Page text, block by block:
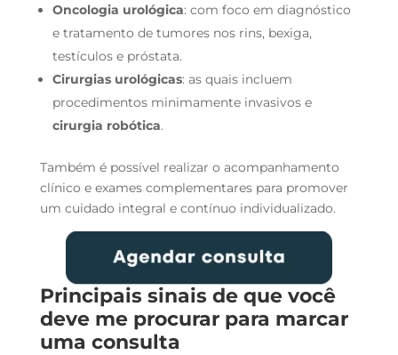
Oncologia urológica: com foco em diagnóstico
e tratamento de tumores nos rins, bexiga,
testículos e próstata.
Cirurgias urológicas: as quais incluem
procedimentos minimamente invasivos e
cirurgia robótica.
Também é possível realizar o acompanhamento
clínico e exames complementares para promover
um cuidado integral e contínuo individualizado.
Principais sinais de que você
deve me procurar para marcar
uma consulta